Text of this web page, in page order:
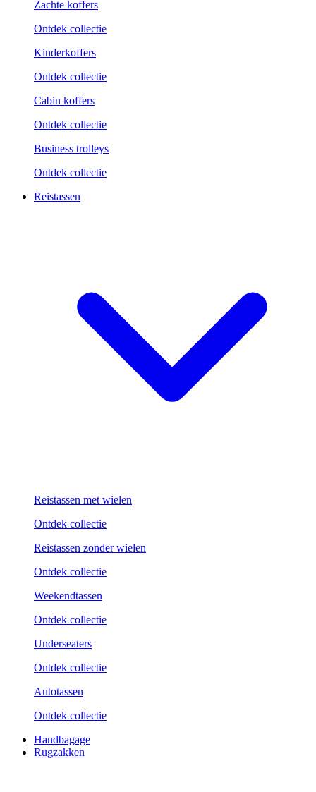
Zachte koffers
Ontdek collectie
Kinderkoffers
Ontdek collectie
Cabin koffers
Ontdek collectie
Business trolleys
Ontdek collectie
Reistassen
Reistassen met wielen
Ontdek collectie
Reistassen zonder wielen
Ontdek collectie
Weekend­tassen
Ontdek collectie
Underseaters
Ontdek collectie
Autotassen
Ontdek collectie
Handbagage
Rugzakken